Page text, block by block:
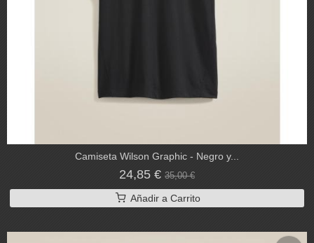
Camiseta Wilson Graphic - Negro y...
24,85 € 35,00 €
Añadir a Carrito